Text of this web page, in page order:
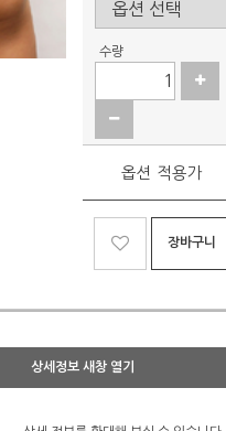
수량
옵션 적용가
장바구니
상세정보 새창 열기